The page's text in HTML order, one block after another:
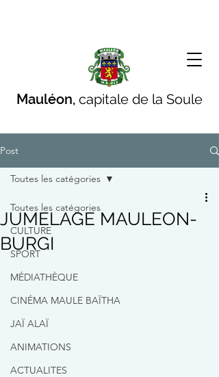
Mauléon, capitale de la Soule
Post
Toutes les catégories
CULTURE
SPORT
MÉDIATHÈQUE
CINÉMA MAULE BAÏTHA
JAÏ ALAÏ
ANIMATIONS
ACTUALITES
Toutes les catégories
JUMELAGE MAULEON-
BURGI